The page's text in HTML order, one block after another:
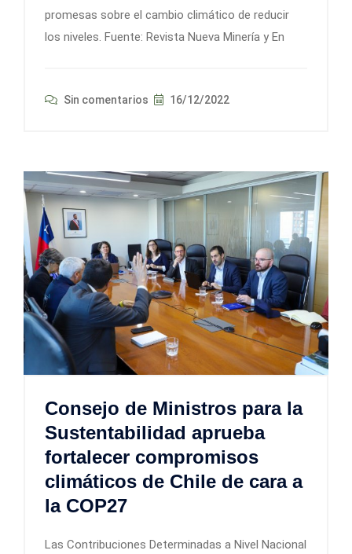
promesas sobre el cambio climático de reducir
los niveles. Fuente: Revista Nueva Minería y En
Sin comentarios 16/12/2022
Consejo de Ministros para la
Sustentabilidad aprueba
fortalecer compromisos
climáticos de Chile de cara a
la COP27
Las Contribuciones Determinadas a Nivel Nacional